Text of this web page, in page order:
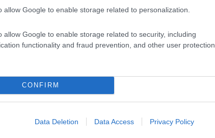
allow Google to enable storage related to personalization.
allow Google to enable storage related to security, including
functionality and fraud prevention, and other user protection.
CONFIRM
Data Deletion Data Access Privacy Policy